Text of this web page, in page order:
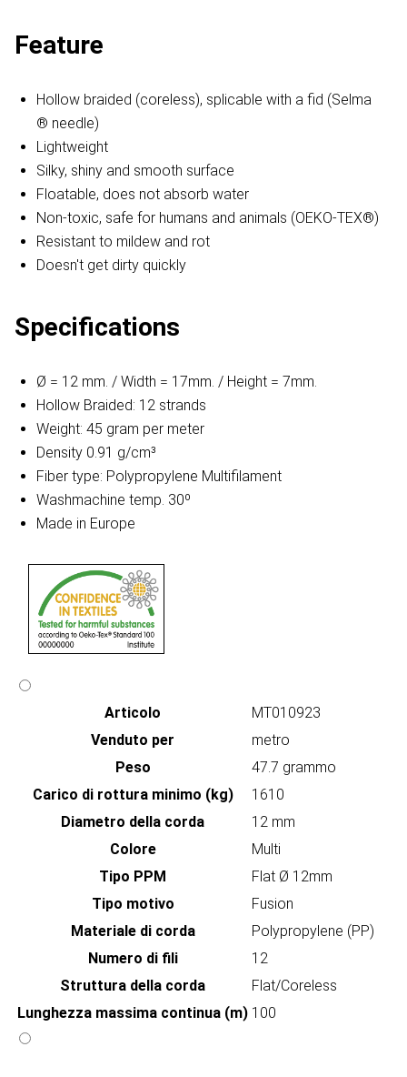
Feature
Hollow braided (coreless), splicable with a fid (Selma
® needle)
Lightweight
Silky, shiny and smooth surface
Floatable, does not absorb water
Non-toxic, safe for humans and animals (OEKO-TEX®)
Resistant to mildew and rot
Doesn't get dirty quickly
Specifications
Ø = 12 mm. / Width = 17mm. / Height = 7mm.
Hollow Braided: 12 strands
Weight: 45 gram per meter
Density 0.91 g/cm³
Fiber type: Polypropylene Multifilament
Washmachine temp. 30º
Made in Europe
Articolo
MT010923
Venduto per
metro
Peso
47.7 grammo
Carico di rottura minimo (kg)
1610
Diametro della corda
12 mm
Colore
Multi
Tipo PPM
Flat Ø 12mm
Tipo motivo
Fusion
Materiale di corda
Polypropylene (PP)
Numero di fili
12
Struttura della corda
Flat/Coreless
Lunghezza massima continua (m) 100